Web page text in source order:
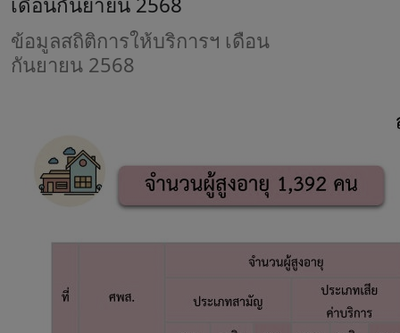
ข้อมูลสถิติการให้บริการฯ เดือน
กันยายน 2568